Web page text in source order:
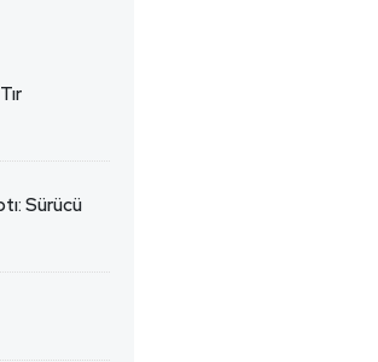
Sürücü